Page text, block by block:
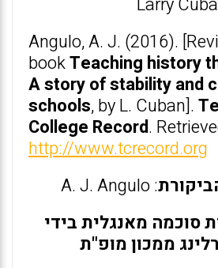
Angulo, A. J. (2016).
bookTeaching history
A story of stability and
schools, by L. Cuban].
College Record.
http://www.tcrecord.org
: A. J. Angulo
סוכמה מאנגלית בידי
ממכון מופ"ת